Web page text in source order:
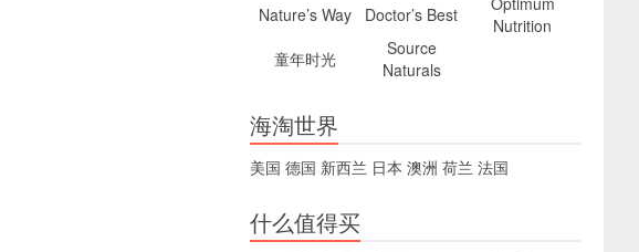
Nature’s Way
Doctor’s Best
Nutrition
童年时光
Source
Naturals
海淘世界
美国 德国 新西兰 日本 澳洲 荷兰 法国
什么值得买